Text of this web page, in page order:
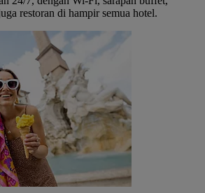
restoran di hampir semua hotel.